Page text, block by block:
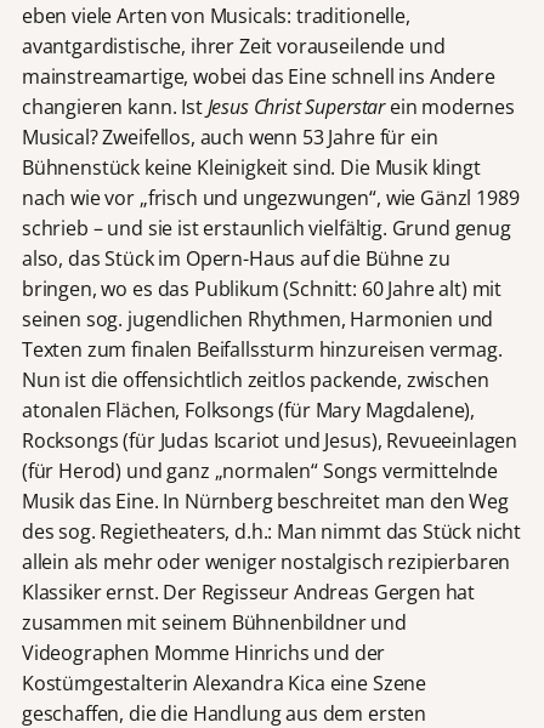
eben viele Arten von Musicals: traditionelle,
avantgardistische, ihrer Zeit vorauseilende und
mainstreamartige, wobei das Eine schnell ins Andere
changieren kann. IstJesus Christ Superstarein modernes
Musical? Zweifellos, auch wenn 53 Jahre für ein
Bühnenstück keine Kleinigkeit sind. Die Musik klingt
nach wie vor „frisch und ungezwungen“, wie Gänzl 1989
schrieb – und sie ist erstaunlich vielfältig. Grund genug
also, das Stück im Opern-Haus auf die Bühne zu
bringen, wo es das Publikum (Schnitt: 60 Jahre alt) mit
seinen sog. jugendlichen Rhythmen, Harmonien und
Texten zum finalen Beifallssturm hinzureisen vermag.
Nun ist die offensichtlich zeitlos packende, zwischen
atonalen Flächen, Folksongs (für Mary Magdalene),
Rocksongs (für Judas Iscariot und Jesus), Revueeinlagen
(für Herod) und ganz „normalen“ Songs vermittelnde
Musik das Eine. In Nürnberg beschreitet man den Weg
des sog. Regietheaters, d.h.: Man nimmt das Stück nicht
allein als mehr oder weniger nostalgisch rezipierbaren
Klassiker ernst. Der Regisseur Andreas Gergen hat
zusammen mit seinem Bühnenbildner und
Videographen Momme Hinrichs und der
Kostümgestalterin Alexandra Kica eine Szene
geschaffen, die die Handlung aus dem ersten